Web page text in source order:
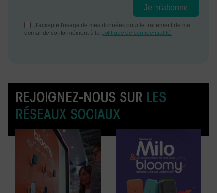
REJOIGNEZ-NOUS SUR LES
RÉSEAUX SOCIAUX